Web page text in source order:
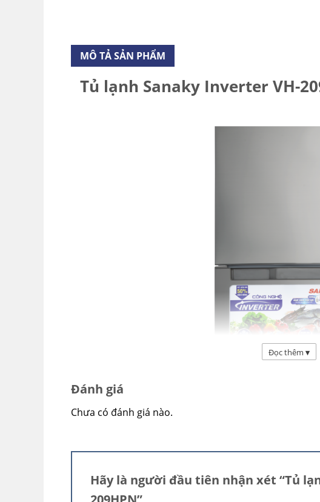
MÔ TẢ SẢN PHẨM
Tủ lạnh Sanaky Inverter VH-
Đọc thêm ▾
Đánh giá
Chưa có đánh giá nào.
Hãy là người đầu tiên nhận xét “Tủ